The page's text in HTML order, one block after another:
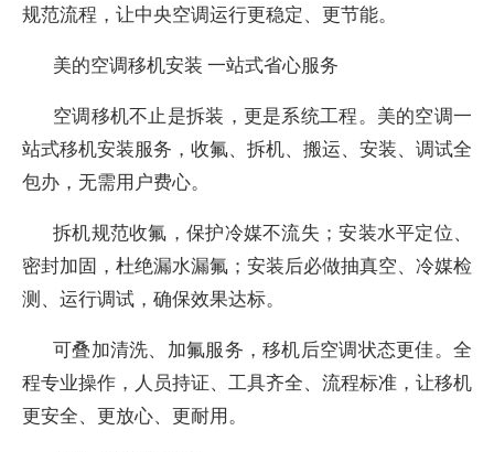
规范流程，让中央空调运行更稳定、更节能。
美的空调移机安装 一站式省心服务
空调移机不止是拆装，更是系统工程。美的空调一
站式移机安装服务，收氟、拆机、搬运、安装、调试全
包办，无需用户费心。
拆机规范收氟，保护冷媒不流失；安装水平定位、
密封加固，杜绝漏水漏氟；安装后必做抽真空、冷媒检
测、运行调试，确保效果达标。
可叠加清洗、加氟服务，移机后空调状态更佳。全
程专业操作，人员持证、工具齐全、流程标准，让移机
更安全、更放心、更耐用。